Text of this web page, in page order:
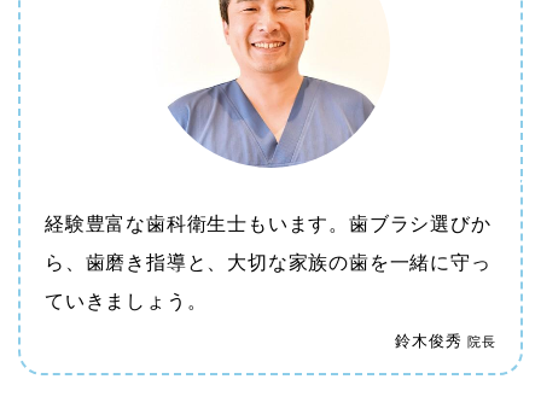
経験豊富な歯科衛生士もいます。歯ブラシ選びか
ら、歯磨き指導と、大切な家族の歯を一緒に守っ
ていきましょう。
鈴木俊秀院長